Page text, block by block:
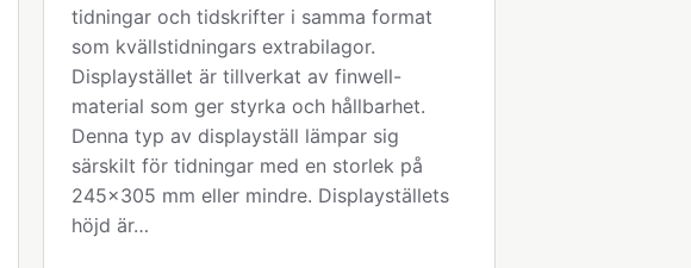
tidningar och tidskrifter i samma format
som kvällstidningars extrabilagor.
Displaystället är tillverkat av finwell-
material som ger styrka och hållbarhet.
Denna typ av displayställ lämpar sig
särskilt för tidningar med en storlek på
245x305 mm eller mindre. Displayställets
höjd är…